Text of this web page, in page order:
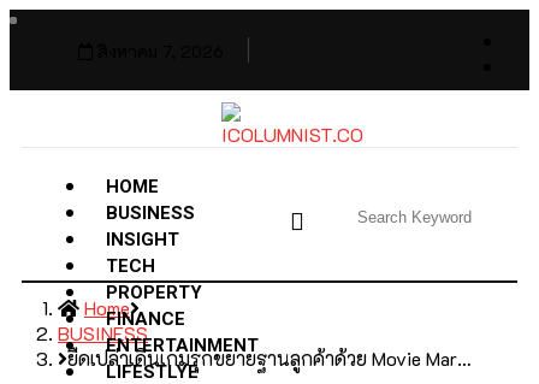
HOME
BUSINESS
INSIGHT
TECH
PROPERTY
FINANCE
ENTERTAINMENT
LIFESTLYE
Home
BUSINESS
ยืดเปล่าเดินเกมรุกขยายฐานลูกค้าด้วย Movie Mar…